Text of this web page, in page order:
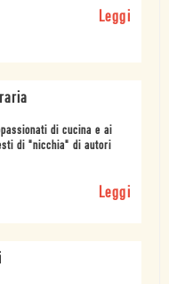
Leggi
di cucina e ai
di "nicchia" di autori
Leggi